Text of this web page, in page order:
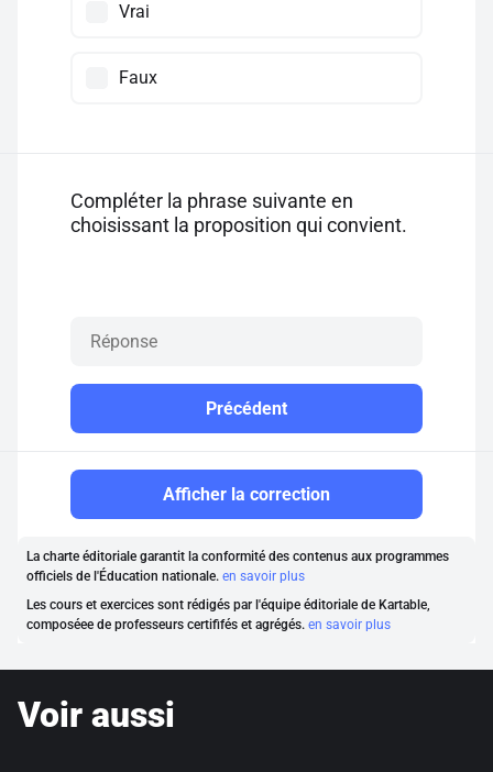
Vrai
Faux
Compléter la phrase suivante en
choisissant la proposition qui convient.
Précédent
Afficher la correction
La charte éditoriale garantit la conformité des contenus aux programmes
officiels de l'Éducation nationale. en savoir plus
Les cours et exercices sont rédigés par l'équipe éditoriale de Kartable,
composéee de professeurs certififés et agrégés. en savoir plus
Voir aussi